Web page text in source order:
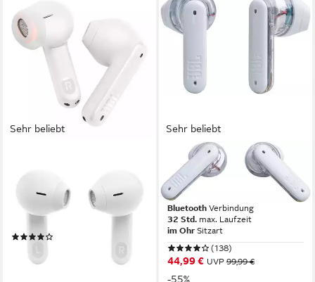
Sehr beliebt
Bluetooth
Verbindung
Sehr beliebt
Tune Flex Ghost wireless In-
Ear-Kopfhörer
Bluetooth Verbindung
32 Std. max. Laufzeit
im Ohr Sitzart
(138)
44,99 € UVP 99,99 €
-55%